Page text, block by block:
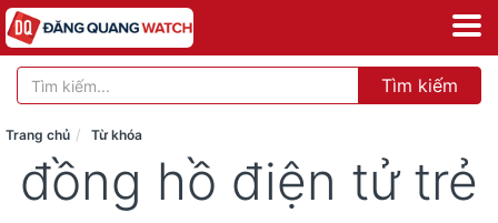
Tìm kiếm
Trang chủ Từ khóa
đồng hồ điện tử trẻ